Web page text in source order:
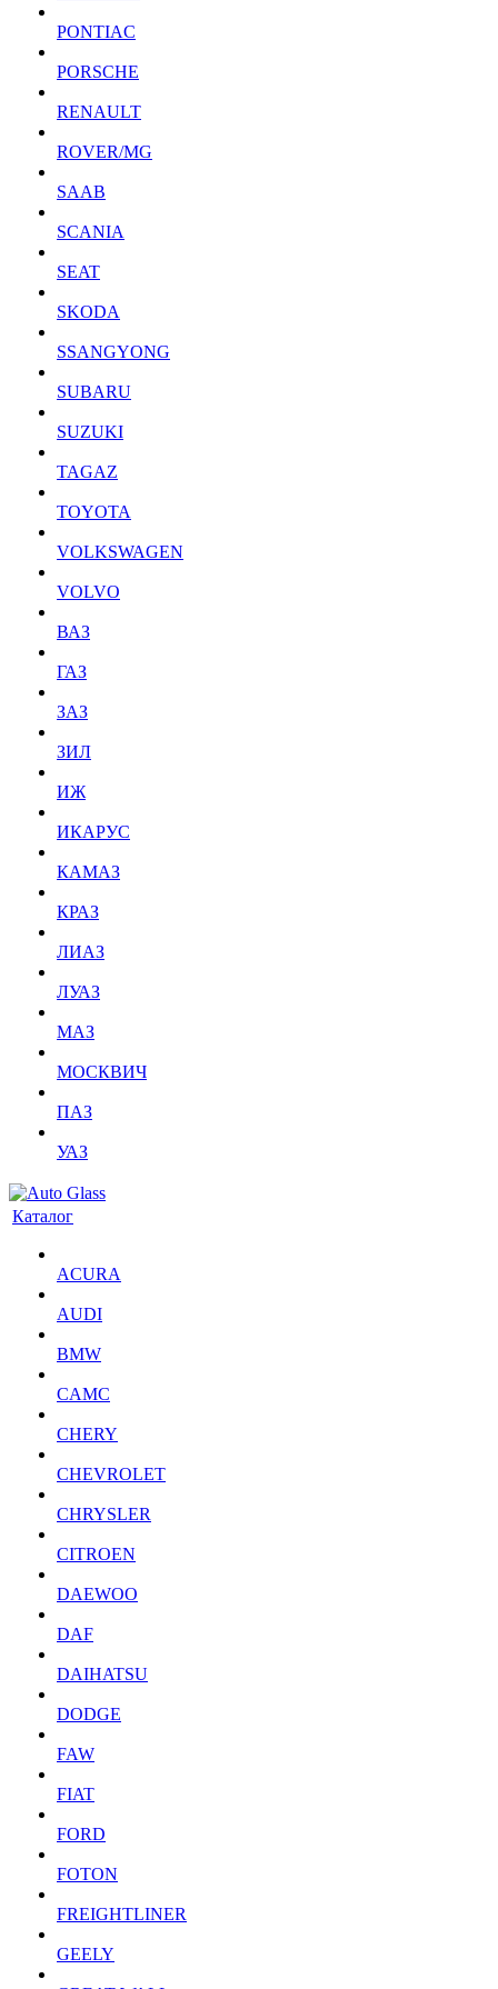
PONTIAC
PORSCHE
RENAULT
ROVER/MG
SAAB
SCANIA
SEAT
SKODA
SSANGYONG
SUBARU
SUZUKI
TAGAZ
TOYOTA
VOLKSWAGEN
VOLVO
ВАЗ
ГАЗ
ЗАЗ
ЗИЛ
ИЖ
ИКАРУС
КАМАЗ
КРАЗ
ЛИАЗ
ЛУАЗ
МАЗ
МОСКВИЧ
ПАЗ
УАЗ
Каталог
ACURA
AUDI
BMW
CAMC
CHERY
CHEVROLET
CHRYSLER
CITROEN
DAEWOO
DAF
DAIHATSU
DODGE
FAW
FIAT
FORD
FOTON
FREIGHTLINER
GEELY